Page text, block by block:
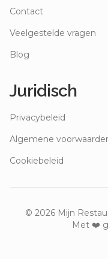
Contact
Veelgestelde vragen
Blog
Juridisch
Privacybeleid
Algemene
Cookiebeleid
© 2026Mijn
Met ❤️